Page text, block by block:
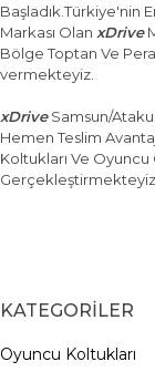
Başladık.Türkiye'nin
Markası Olan xDrive
Bölge Toptan Ve
vermekteyiz.
xDriveSamsun/
Hemen Teslim
Koltukları Ve Oyuncu
Gerçekleştirmekteyiz.
KATEGORİLER
Oyuncu Koltukları